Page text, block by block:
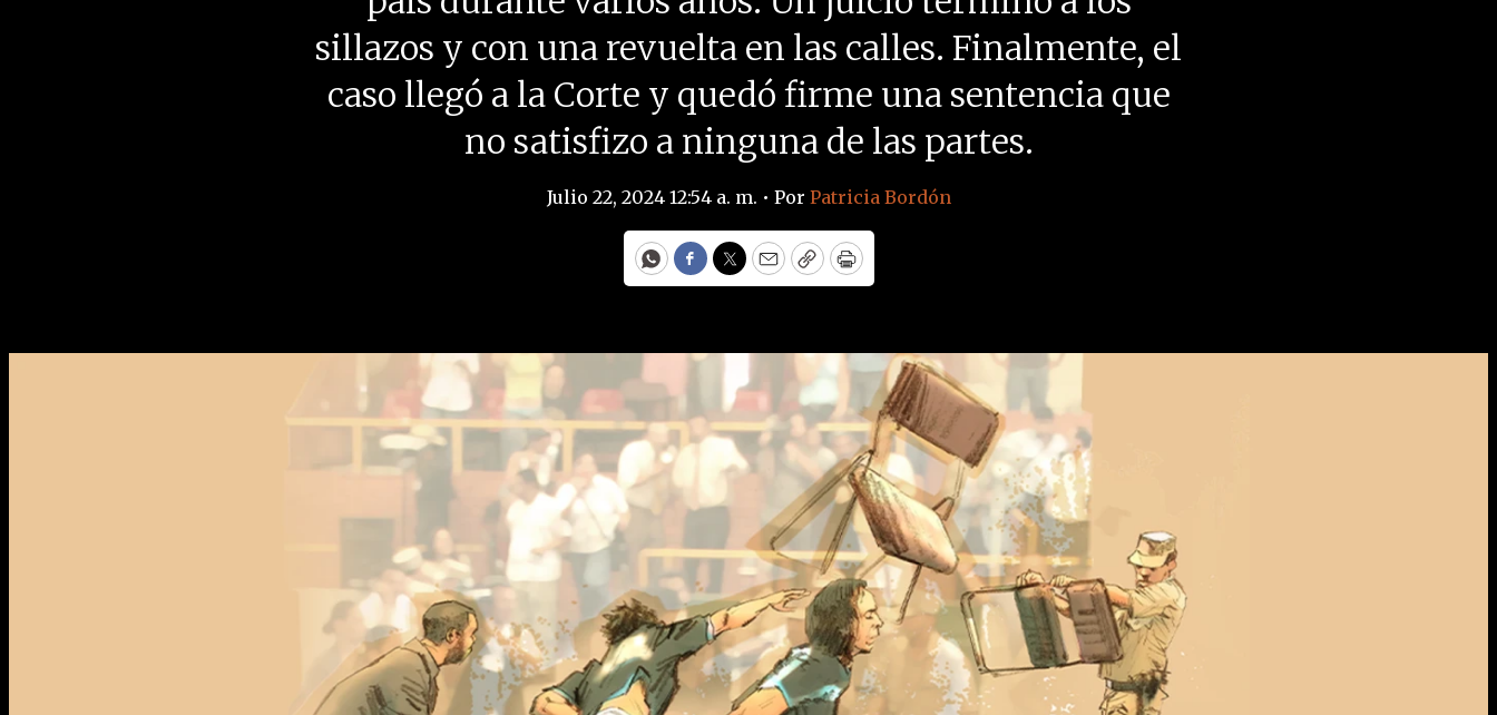
sillazos y con una revuelta en las calles. Finalmente, el
caso llegó a la Corte y quedó firme una sentencia que
no satisfizo a ninguna de las partes.
Julio 22, 2024 12:54 a. m. • Por Patricia Bordón
WhatsApp
Facebook
Twitter
EmailCopyPrint